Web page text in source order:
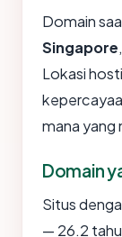
Domain
Singapore
Lokasi
mana yang
Domain
Situs
— 26.2